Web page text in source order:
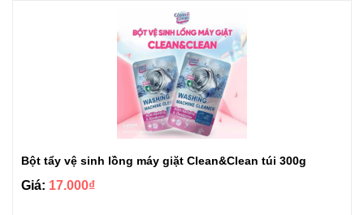
Bột tẩy vệ sinh lồng máy giặt Clean&Clean túi 300g
Giá: 17.000₫